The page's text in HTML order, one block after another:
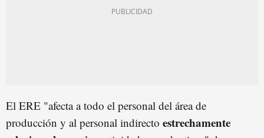
El ERE "afecta a todo el personal del área de
producción y al personal indirecto estrechamente